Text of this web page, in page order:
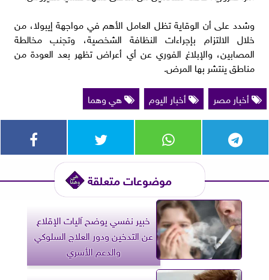
وشدد على أن الوقاية تظل العامل الأهم في مواجهة إيبولا، من
خلال الالتزام بإجراءات النظافة الشخصية، وتجنب مخالطة
المصابين، والإبلاغ الفوري عن أي أعراض تظهر بعد العودة من
مناطق ينتشر بها المرض.
أخبار مصر
أخبار اليوم هي وهما
موضوعات متعلقة
خبير نفسي يوضح آليات الإقلاع
عن التدخين ودور العلاج السلوكي
والدعم الأسري